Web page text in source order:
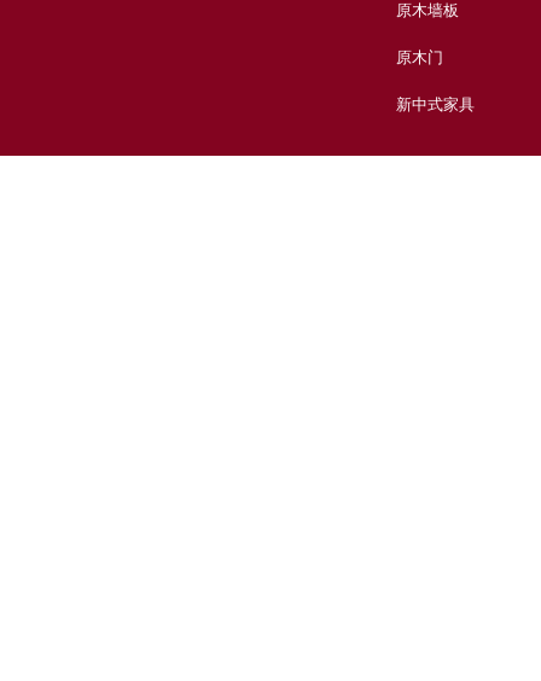
原木墙板
原木门
新中式家具